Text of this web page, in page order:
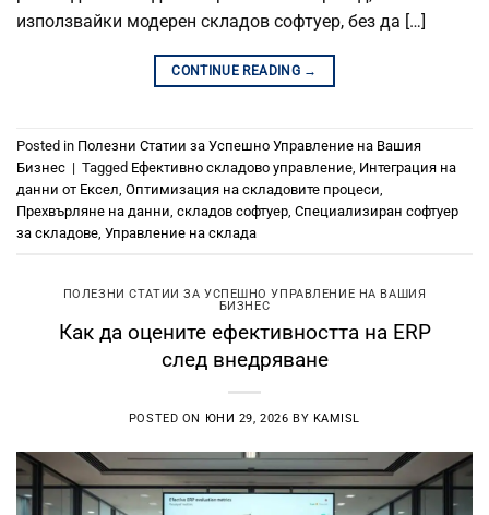
използвайки модерен складов софтуер, без да […]
CONTINUE READING →
Posted in Полезни Статии за Успешно Управление на Вашия
Бизнес | Tagged Ефективно складово управление, Интеграция на
данни от Ексел, Оптимизация на складовите процеси,
Прехвърляне на данни, складов софтуер, Специализиран софтуер
за складове, Управление на склада
ПОЛЕЗНИ СТАТИИ ЗА УСПЕШНО УПРАВЛЕНИЕ НА ВАШИЯ
БИЗНЕС
Как да оцените ефективността на ERP
след внедряване
POSTED ON ЮНИ 29, 2026 BY KAMISL